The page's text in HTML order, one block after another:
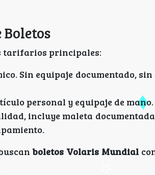
tarifarios principales:
Sin equipaje documentado,
personal y equipaje de
incluye maleta
boletos Volaris Mundial